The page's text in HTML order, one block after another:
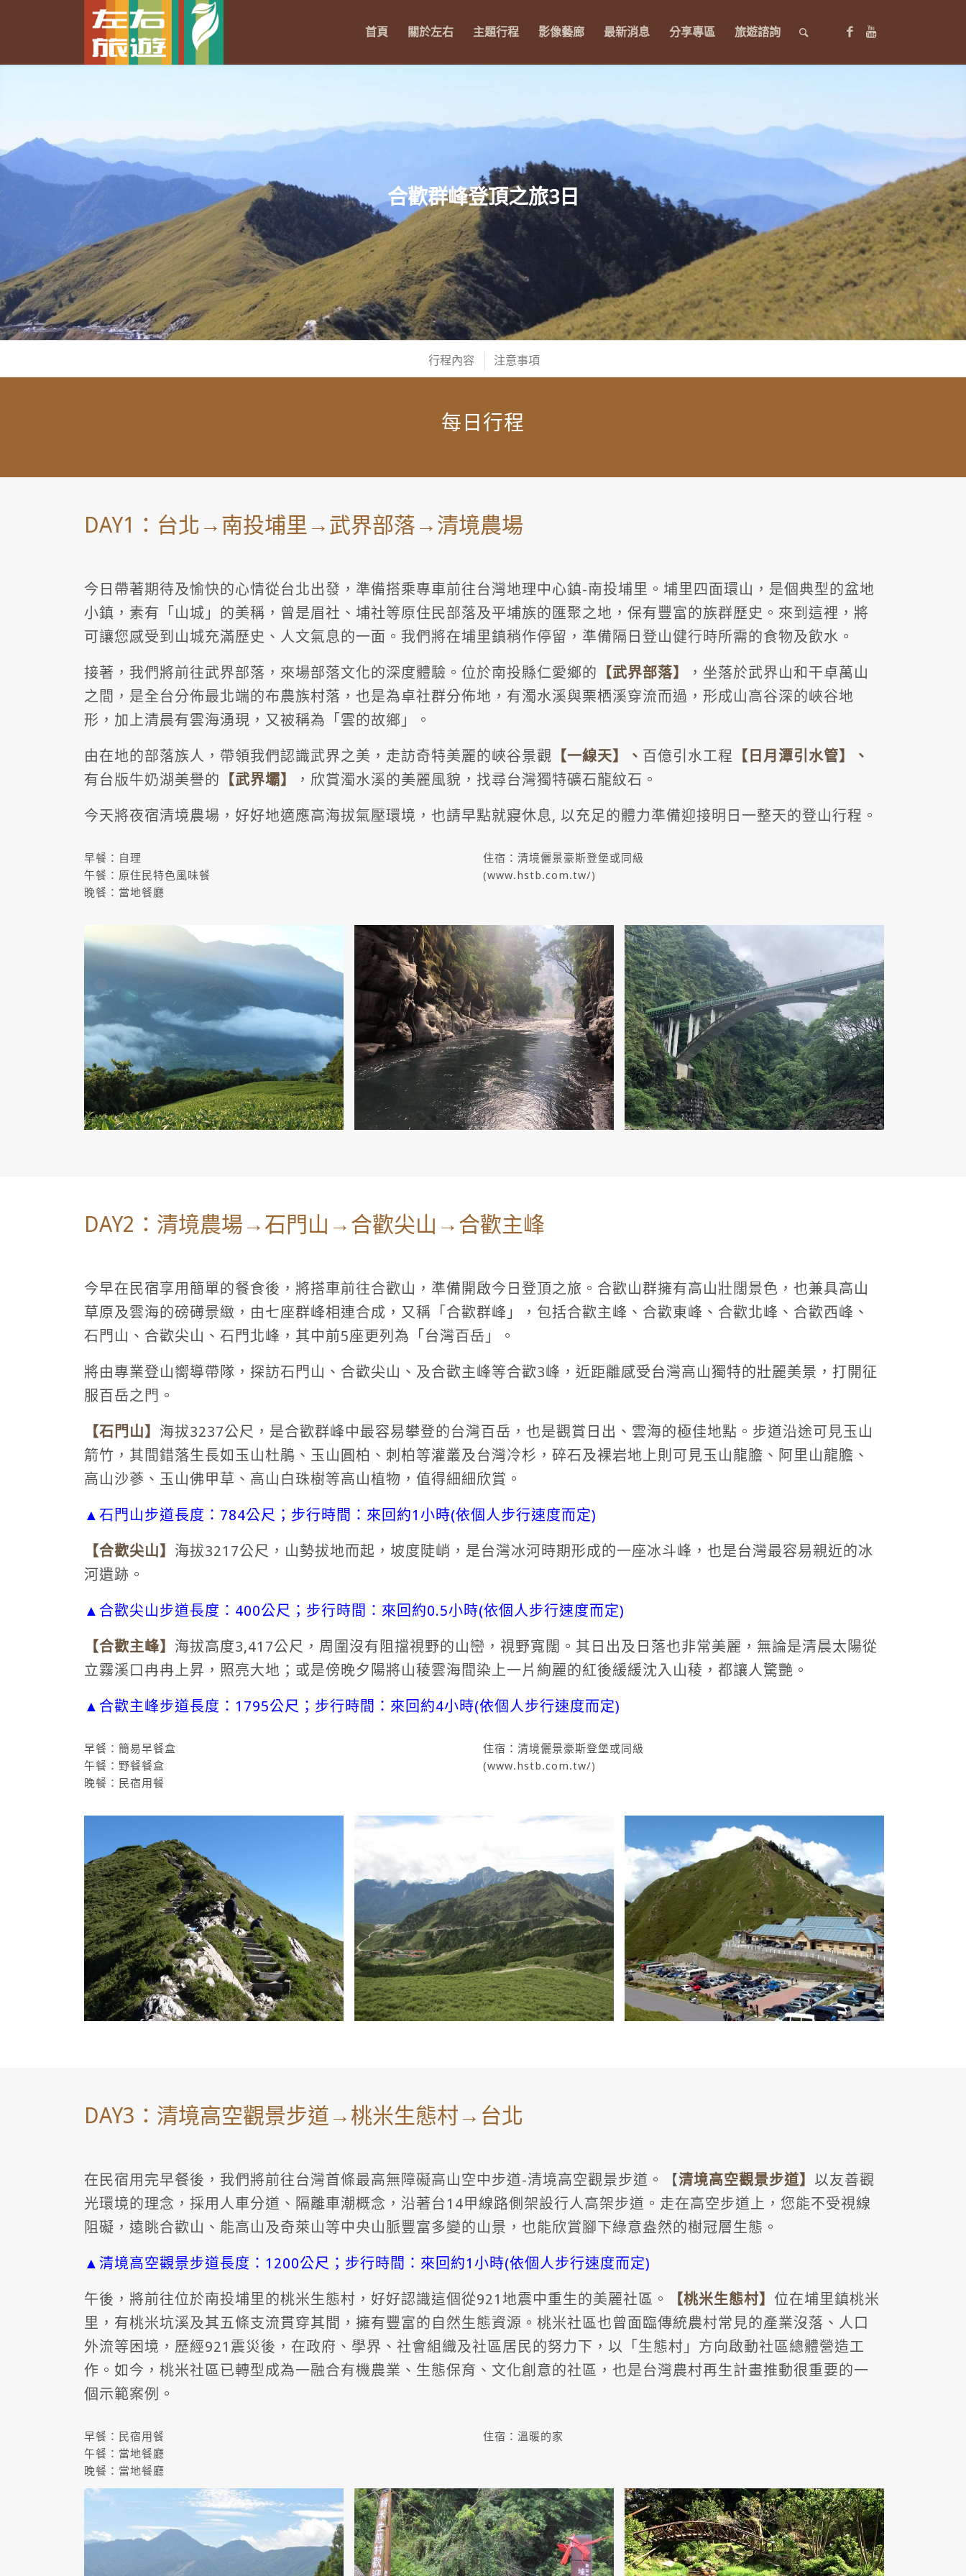
首頁 關於左右 主題行程 影像藝廊 最新消息 分享專區 旅遊諮詢
合歡群峰登頂之旅3日
行程內容 注意事項
每日行程
DAY1：台北→南投埔里→武界部落→清境農場
今日帶著期待及愉快的心情從台北出發，準備搭乘專車前往台灣地理中心鎮-南投埔里。埔里四面環山，是個典型的盆地
小鎮，素有「山城」的美稱，曾是眉社、埔社等原住民部落及平埔族的匯聚之地，保有豐富的族群歷史。來到這裡，將
可讓您感受到山城充滿歷史、人文氣息的一面。我們將在埔里鎮稍作停留，準備隔日登山健行時所需的食物及飲水。
接著，我們將前往武界部落，來場部落文化的深度體驗。位於南投縣仁愛鄉的 【武界部落】
，坐落於武界山和干卓萬山
之間，是全台分佈最北端的布農族村落，也是為卓社群分佈地，有濁水溪與栗栖溪穿流而過，形成山高谷深的峽谷地
形，加上清晨有雲海湧現，又被稱為「雲的故鄉」。
由在地的部落族人，帶領我們認識武界之美，走訪奇特美麗的峽谷景觀 【一線天】、 百億引水工程 【日月潭引水管】、
有台版牛奶湖美譽的 【武界壩】 ，欣賞濁水溪的美麗風貌，找尋台灣獨特礦石龍紋石。
今天將夜宿清境農場，好好地適應高海拔氣壓環境，也請早點就寢休息, 以充足的體力準備迎接明日一整天的登山行程。
早餐：自理
午餐：原住民特色風味餐
晚餐：當地餐廳
住宿：清境儷景豪斯登堡或同級
(www.hstb.com.tw/)
DAY2：清境農場→石門山→合歡尖山→合歡主峰
今早在民宿享用簡單的餐食後，將搭車前往合歡山，準備開啟今日登頂之旅。合歡山群擁有高山壯闊景色，也兼具高山
草原及雲海的磅礡景緻，由七座群峰相連合成，又稱「合歡群峰」，包括合歡主峰、合歡東峰、合歡北峰、合歡西峰、
石門山、合歡尖山、石門北峰，其中前5座更列為「台灣百岳」。
將由專業登山嚮導帶隊，探訪石門山、合歡尖山、及合歡主峰等合歡3峰，近距離感受台灣高山獨特的壯麗美景，打開征
服百岳之門。
【石門山】 海拔3237公尺，是合歡群峰中最容易攀登的台灣百岳，也是觀賞日出、雲海的極佳地點。步道沿途可見玉山
箭竹，其間錯落生長如玉山杜鵑、玉山圓柏、刺柏等灌叢及台灣冷杉，碎石及裸岩地上則可見玉山龍膽、阿里山龍膽、
高山沙蔘、玉山佛甲草、高山白珠樹等高山植物，值得細細欣賞。
▲石門山步道長度：784公尺；步行時間：來回約1小時(依個人步行速度而定)
【合歡尖山】 海拔3217公尺，山勢拔地而起，坡度陡峭，是台灣冰河時期形成的一座冰斗峰，也是台灣最容易親近的冰
河遺跡。
▲合歡尖山步道長度：400公尺；步行時間：來回約0.5小時(依個人步行速度而定)
【合歡主峰】 海拔高度3,417公尺，周圍沒有阻擋視野的山巒，視野寬闊。其日出及日落也非常美麗，無論是清晨太陽從
立霧溪口冉冉上昇，照亮大地；或是傍晚夕陽將山稜雲海間染上一片絢麗的紅後緩緩沈入山稜，都讓人驚艷。
▲合歡主峰步道長度：1795公尺；步行時間：來回約4小時(依個人步行速度而定)
早餐：簡易早餐盒
午餐：野餐餐盒
晚餐：民宿用餐
住宿：清境儷景豪斯登堡或同級
(www.hstb.com.tw/)
DAY3：清境高空觀景步道→桃米生態村→台北
在民宿用完早餐後，我們將前往台灣首條最高無障礙高山空中步道-清境高空觀景步道。【清境高空觀景步道】 以友善觀
光環境的理念，採用人車分道、隔離車潮概念，沿著台14甲線路側架設行人高架步道。走在高空步道上，您能不受視線
阻礙，遠眺合歡山、能高山及奇萊山等中央山脈豐富多變的山景，也能欣賞腳下綠意盎然的樹冠層生態。
▲清境高空觀景步道長度：1200公尺；步行時間：來回約1小時(依個人步行速度而定)
午後，將前往位於南投埔里的桃米生態村，好好認識這個從921地震中重生的美麗社區。 【桃米生態村】 位在埔里鎮桃米
里，有桃米坑溪及其五條支流貫穿其間，擁有豐富的自然生態資源。桃米社區也曾面臨傳統農村常見的產業沒落、人口
外流等困境，歷經921震災後，在政府、學界、社會組織及社區居民的努力下，以「生態村」方向啟動社區總體營造工
作。如今，桃米社區已轉型成為一融合有機農業、生態保育、文化創意的社區，也是台灣農村再生計畫推動很重要的一
個示範案例。
早餐：民宿用餐
午餐：當地餐廳
晚餐：當地餐廳
住宿：溫暖的家